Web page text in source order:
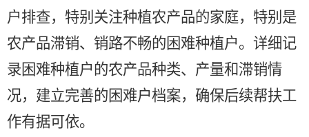
户排查，特别关注种植农产品的家庭，特别是
农产品滞销、销路不畅的困难种植户。详细记
录困难种植户的农产品种类、产量和滞销情
况，建立完善的困难户档案，确保后续帮扶工
作有据可依。